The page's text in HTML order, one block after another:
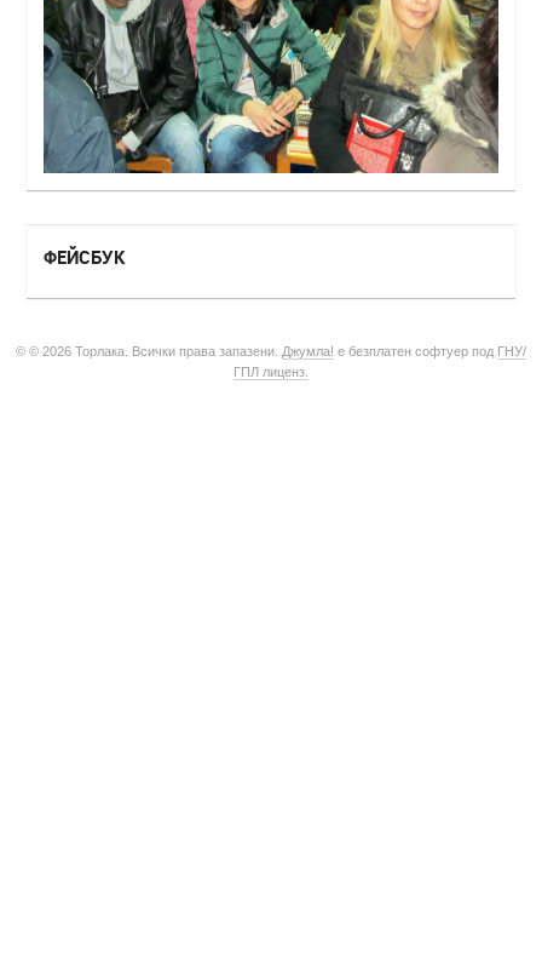
ФЕЙСБУК
© © 2026 Торлака. Всички права запазени. Джумла! е безплатен софтуер под ГНУ/
ГПЛ лиценз.